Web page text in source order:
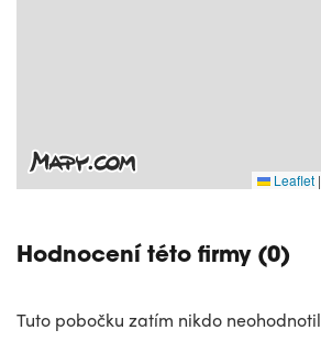
Leaflet |
Hodnocení této firmy (0)
Tuto pobočku zatím nikdo neohodnotil